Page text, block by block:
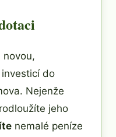
novou,
do
Nejenže
jeho
nemalé peníze